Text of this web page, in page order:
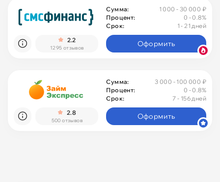
Сумма:
1 000 - 30 000 ₽
Процент:
0 - 0.8%
Срок:
1 - 21 дней
2.2
1295 отзывов Оформить
Сумма:
3 000 - 100 000 ₽
Процент:
0 - 0.8%
Срок:
7 - 156 дней
2.8
500 отзывов Оформить